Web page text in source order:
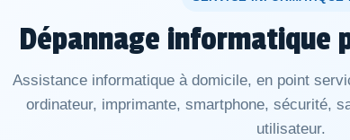
Dépannage informatique
Assistance informatique à domicile, en point
ordinateur, imprimante, smartphone, sécurité,
utilisateur.